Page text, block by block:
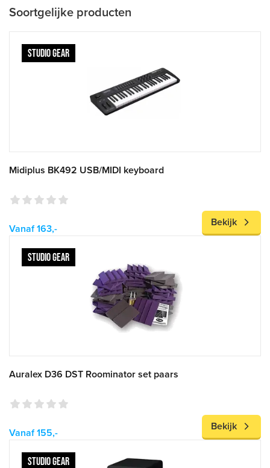
Soortgelijke producten
STUDIO GEAR
Midiplus BK492 USB/MIDI keyboard
Vanaf 163,-
Bekijk
STUDIO GEAR
Auralex D36 DST Roominator set paars
Vanaf 155,-
Bekijk
STUDIO GEAR